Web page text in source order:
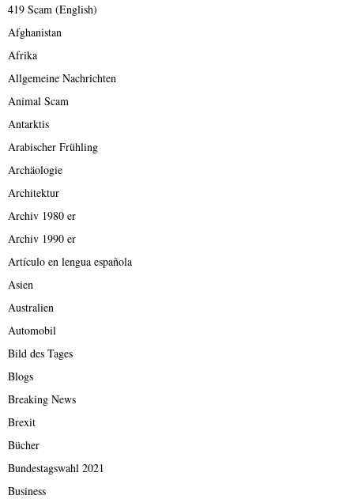
419 Scam (English)
Afghanistan
Afrika
Allgemeine Nachrichten
Animal Scam
Antarktis
Arabischer Frühling
Archäologie
Architektur
Archiv 1980 er
Archiv 1990 er
Artículo en lengua española
Asien
Australien
Automobil
Bild des Tages
Blogs
Breaking News
Brexit
Bücher
Bundestagswahl 2021
Business